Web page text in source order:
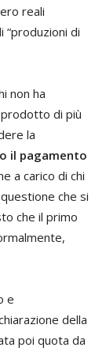
reali
di
non ha
di più
la
il pagamento
a carico di chi
che si
che il primo
e
della
poi quota da